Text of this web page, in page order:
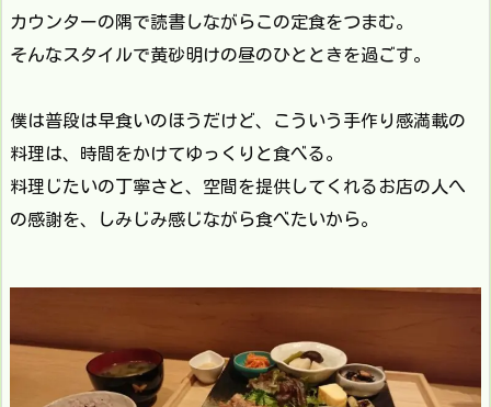
カウンターの隅で読書しながらこの定食をつまむ。
そんなスタイルで黄砂明けの昼のひとときを過ごす。
僕は普段は早食いのほうだけど、こういう手作り感満載の
料理は、時間をかけてゆっくりと食べる。
料理じたいの丁寧さと、空間を提供してくれるお店の人へ
の感謝を、しみじみ感じながら食べたいから。